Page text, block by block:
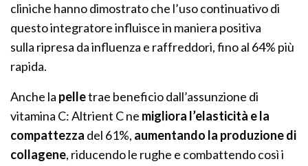
cliniche hanno dimostrato che l’uso continuativo di
questo integratore influisce in maniera positiva
sulla ripresa da influenza e raffreddori, fino al 64% più
rapida.
Anche la pelletrae beneficio dall’assunzione di
vitamina C: Altrient C ne migliora l’elasticità e la
compattezza del 61%, aumentando la produzione di
collagene, riducendo le rughe e combattendo così i